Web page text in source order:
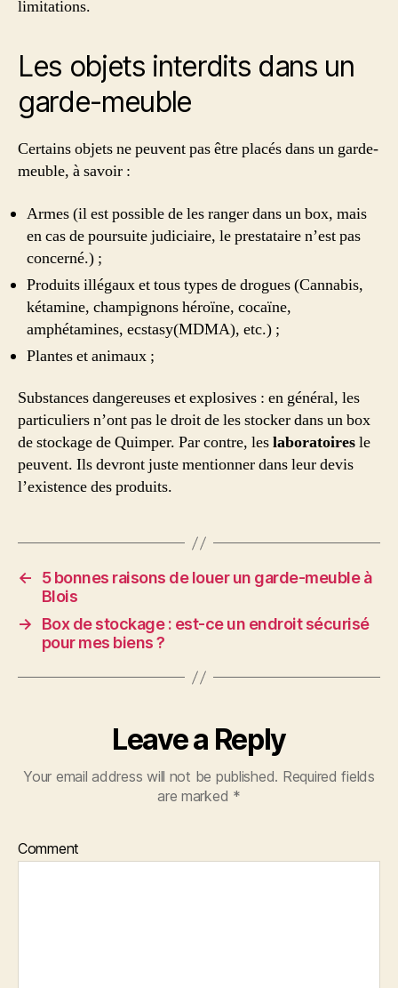
limitations.
Les objets interdits dans un
garde-meuble
Certains objets ne peuvent pas être placés dans un garde-
meuble, à savoir :
Armes (il est possible de les ranger dans un box, mais
en cas de poursuite judiciaire, le prestataire n’est pas
concerné.) ;
Produits illégaux et tous types de drogues (Cannabis,
kétamine, champignons héroïne, cocaïne,
amphétamines, ecstasy(MDMA), etc.) ;
Plantes et animaux ;
Substances dangereuses et explosives : en général, les
particuliers n’ont pas le droit de les stocker dans un box
de stockage de Quimper. Par contre, leslaboratoiresle
peuvent. Ils devront juste mentionner dans leur devis
l’existence des produits.
←
5 bonnes raisons de louer un garde-meuble à
Blois
→
Box de stockage : est-ce un endroit sécurisé
pour mes biens ?
Leave a Reply
Your email address will not be published. Required fields
are marked *
Comment